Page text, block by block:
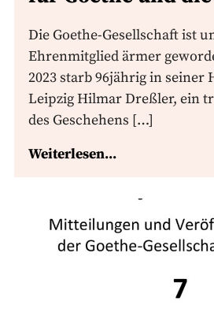
Die Goethe-Gesellschaft ist
Ehrenmitglied ärmer
2023 starb 96jährig in seiner
Leipzig Hilmar Dreßler, ein
des Geschehens […]
Weiterlesen...